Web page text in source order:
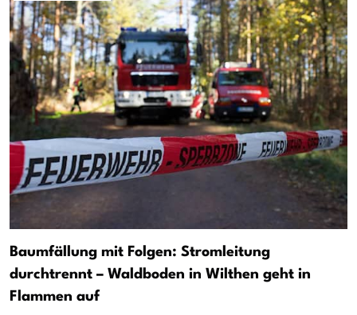
Baumfällung mit Folgen: Stromleitung
durchtrennt – Waldboden in Wilthen geht in
Flammen auf